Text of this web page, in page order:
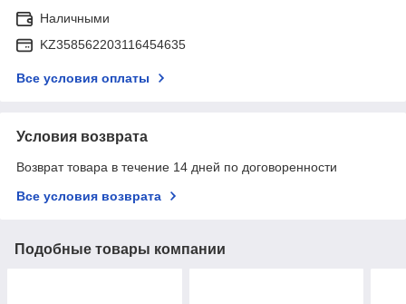
Наличными
KZ358562203116454635
Все условия оплаты
Условия возврата
Возврат товара в течение 14 дней по договоренности
Все условия возврата
Подобные товары компании